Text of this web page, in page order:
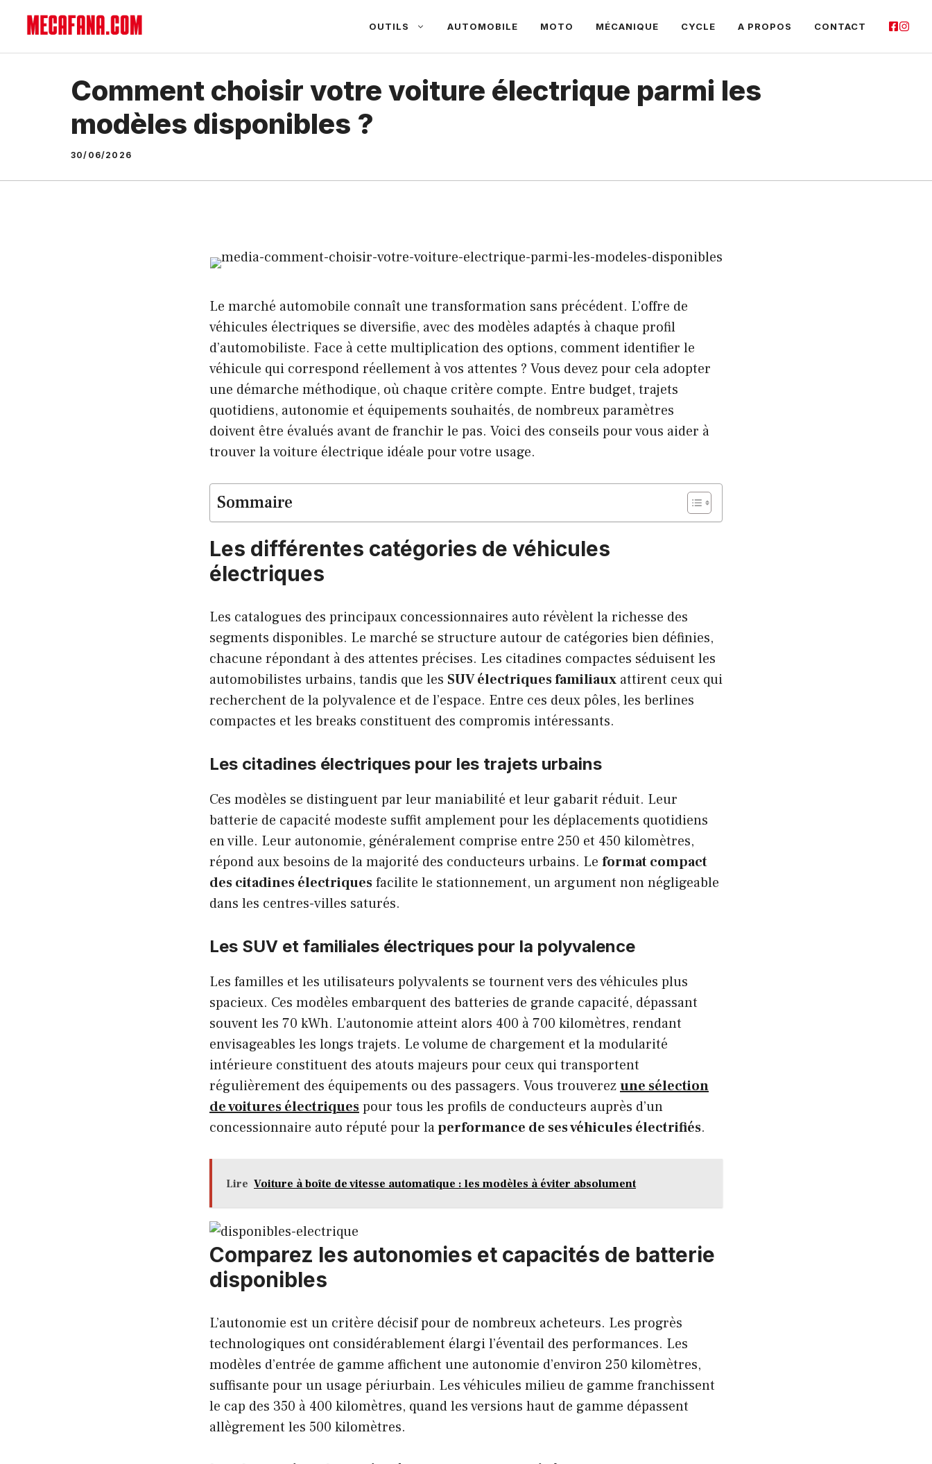
contenu
OUTILS AUTOMOBILE MOTO MÉCANIQUE CYCLE A PROPOS CONTACT
Comment choisir votre voiture électrique parmi les
modèles disponibles ?
30/06/2026
Le marché automobile connaît une transformation sans précédent. L’offre de
véhicules électriques se diversifie, avec des modèles adaptés à chaque profil
d’automobiliste. Face à cette multiplication des options, comment identifier le
véhicule qui correspond réellement à vos attentes ? Vous devez pour cela adopter
une démarche méthodique, où chaque critère compte. Entre budget, trajets
quotidiens, autonomie et équipements souhaités, de nombreux paramètres
doivent être évalués avant de franchir le pas. Voici des conseils pour vous aider à
trouver la voiture électrique idéale pour votre usage.
Sommaire
Les différentes catégories de véhicules
électriques
Les catalogues des principaux concessionnaires auto révèlent la richesse des
segments disponibles. Le marché se structure autour de catégories bien définies,
chacune répondant à des attentes précises. Les citadines compactes séduisent les
automobilistes urbains, tandis que les SUV électriques familiaux attirent ceux qui
recherchent de la polyvalence et de l’espace. Entre ces deux pôles, les berlines
compactes et les breaks constituent des compromis intéressants.
Les citadines électriques pour les trajets urbains
Ces modèles se distinguent par leur maniabilité et leur gabarit réduit. Leur
batterie de capacité modeste suffit amplement pour les déplacements quotidiens
en ville. Leur autonomie, généralement comprise entre 250 et 450 kilomètres,
répond aux besoins de la majorité des conducteurs urbains. Le format compact
des citadines électriquesfacilite le stationnement, un argument non négligeable
dans les centres-villes saturés.
Les SUV et familiales électriques pour la polyvalence
Les familles et les utilisateurs polyvalents se tournent vers des véhicules plus
spacieux. Ces modèles embarquent des batteries de grande capacité, dépassant
souvent les 70 kWh. L’autonomie atteint alors 400 à 700 kilomètres, rendant
envisageables les longs trajets. Le volume de chargement et la modularité
intérieure constituent des atouts majeurs pour ceux qui transportent
régulièrement des équipements ou des passagers. Vous trouverezune sélection
de voitures électriquespour tous les profils de conducteurs auprès d’un
concessionnaire auto réputé pour laperformance de ses véhicules électrifiés.
Lire Voiture à boîte de vitesse automatique : les modèles à éviter absolument
Comparez les autonomies et capacités de batterie
disponibles
L’autonomie est un critère décisif pour de nombreux acheteurs. Les progrès
technologiques ont considérablement élargi l’éventail des performances. Les
modèles d’entrée de gamme affichent une autonomie d’environ 250 kilomètres,
suffisante pour un usage périurbain. Les véhicules milieu de gamme franchissent
le cap des 350 à 400 kilomètres, quand les versions haut de gamme dépassent
allègrement les 500 kilomètres.